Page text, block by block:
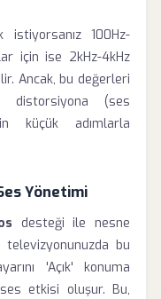
100Hz-
için ise 2kHz-4kHz
Ancak, bu değerleri
distorsiyona (ses
küçük adımlarla
Yönetimi
desteği ile nesne
bu
'Açık' konuma
etkisi oluşur. Bu,